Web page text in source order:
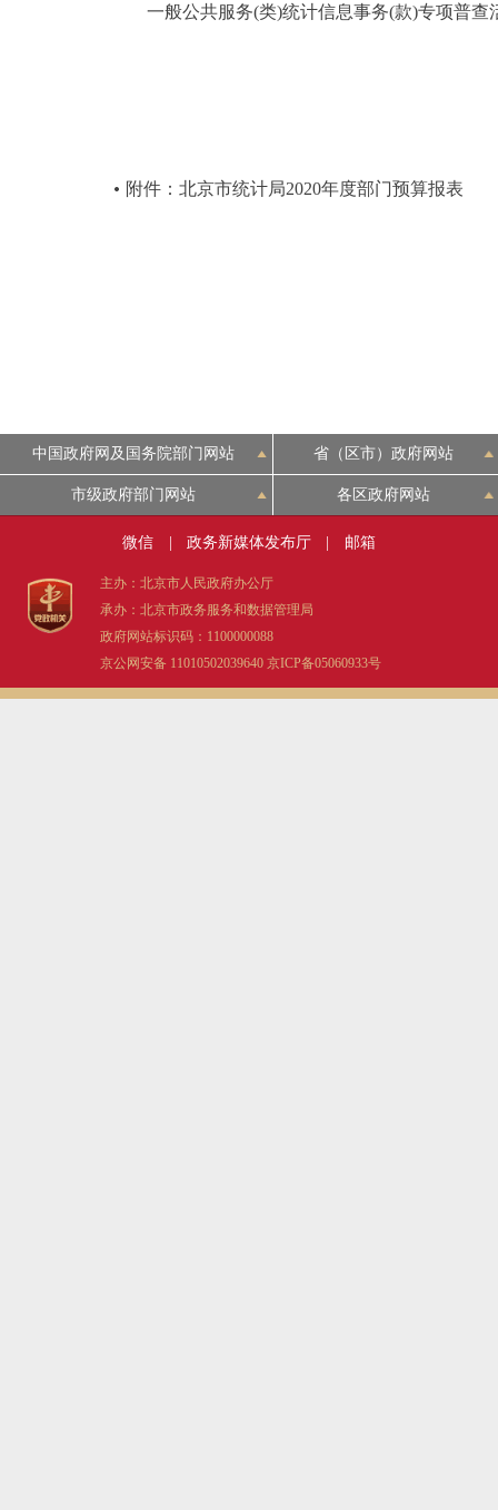
一般公共服务(类)统计信息事务(款)专项普查
附件：北京市统计局2020年度部门预算报表
中国政府网及国务院部门网站 省（区市）政府网站
市级政府部门网站 各区政府网站
微信 政务新媒体发布厅 邮箱
主办：北京市人民政府办公厅
承办：北京市政务服务和数据管理局
政府网站标识码：1100000088
京公网安备 11010502039640 京ICP备05060933号